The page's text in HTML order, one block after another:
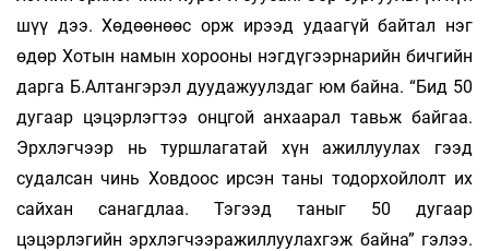
шүү дээ. Хөдөөнөөс орж ирээд удаа­гүй байтал нэг
өдөр Хотын намын хорооны нэг­дүгээрнарийн бичгийн
дарга Б.Алтангэрэл дуу­­дажуулздаг юм байна. “Бид 50
дугаар цэ­цэр­­лэг­тээ онцгой анхаарал тавьж байгаа.
Эрх­лэг­чээр нь туршлагатай хүн ажил­луулах гээд
судалсан чинь Ховдоос ирсэн таны тодорхойлолт их
сайхан санагдлаа. Тэ­гээд таныг 50 дугаар
цэцэрлэгийн эрх­лэгчээражил­луулахгэж байна” гэлээ.